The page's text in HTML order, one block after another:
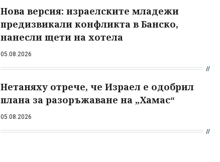
Нова версия: израелските младежи
предизвикали конфликта в Банско,
нанесли щети на хотела
05.08.2026
Нетаняху отрече, че Израел е одобрил
плана за разоръжаване на „Хамас“
05.08.2026